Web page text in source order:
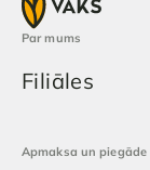
Par mums
Filiāles
Apmaksa un piegāde